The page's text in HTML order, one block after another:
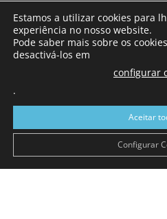
SOBRE
Com sede nas Caldas da
a sul de distrito de Leiria, com
toda a região Oeste. Jornal
Continental e
Estamos a utilizar cookies para
experiência no nosso website.
Pode saber mais sobre os
desactivá-los em
configurar
.
Aceitar
Configurar